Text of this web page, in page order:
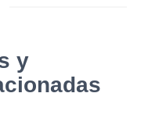
y